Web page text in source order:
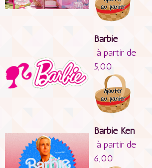
Barbie
à partir de
5,00
Barbie Ken
à partir de
6,00